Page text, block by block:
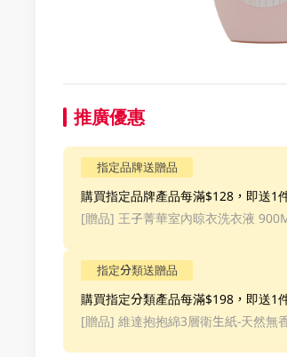
推廣優惠
指定品牌送贈品
購買指定品牌產品每滿$128，即送1
[贈品] 王子菁華室內晾衣洗衣液
指定分類送贈品
購買指定分類產品每滿$198，即送1
[贈品] 維達抱抱綿3層衛生紙-天然無